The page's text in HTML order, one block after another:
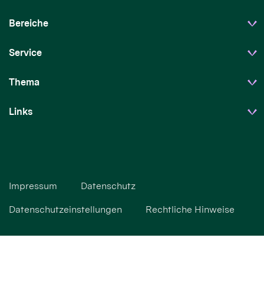
Bereiche
Service
Thema
Links
Impressum Datenschutz
Datenschutzeinstellungen Rechtliche Hinweise